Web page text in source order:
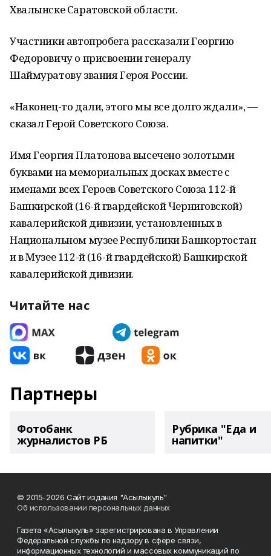
Хвалынске Саратовской области.
Участники автопробега рассказали Георгию
Федоровичу о присвоении генералу
Шаймуратову звания Героя России.
«Наконец-то дали, этого мы все долго ждали», —
сказал Герой Советского Союза.
Имя Георгия Платонова высечено золотыми
буквами на мемориальных досках вместе с
именами всех Героев Советского Союза 112-й
Башкирской (16-й гвардейской Черниговской)
кавалерийской дивизии, установленных в
Национальном музее Республики Башкортостан
и в Музее 112-й (16-й гвардейской) Башкирской
кавалерийской дивизии.
Читайте нас
Партнеры
Фотобанк
журналистов РБ
Рубрика "Еда и
напитки"
© 2015-2026 Сайт издания "Асылыкуль"
Об использовании персональных данных
Газета «Асылыкуль» зарегистрирована в Управлении
Федеральной службы по надзору в сфере связи,
информационных технологий и массовых коммуникаций по